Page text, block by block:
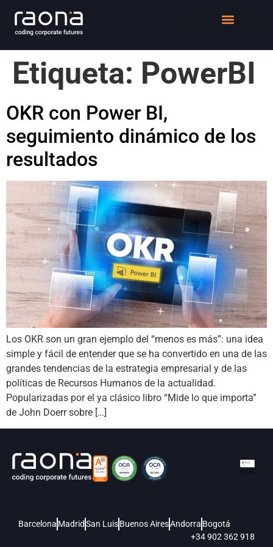
Etiqueta: PowerBI
OKR con Power BI,
seguimiento dinámico de los
resultados
Los OKR son un gran ejemplo del “menos es más”: una idea
simple y fácil de entender que se ha convertido en una de las
grandes tendencias de la estrategia empresarial y de las
políticas de Recursos Humanos de la actualidad.
Popularizadas por el ya clásico libro “Mide lo que importa”
de John Doerr sobre […]
Barcelona MadridSan LuisBuenos AiresAndorra Bogotá
+34 902 362 918